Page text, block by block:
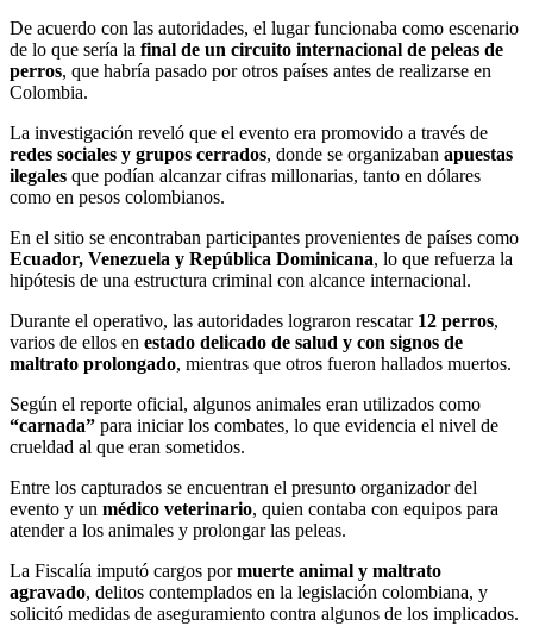
De acuerdo con las autoridades, el lugar funcionaba como escenario
de lo que sería la final de un circuito internacional de peleas de
perros, que habría pasado por otros países antes de realizarse en
Colombia.
La investigación reveló que el evento era promovido a través de
redes sociales y grupos cerrados, donde se organizaban apuestas
ilegales que podían alcanzar cifras millonarias, tanto en dólares
como en pesos colombianos.
En el sitio se encontraban participantes provenientes de países como
Ecuador, Venezuela y República Dominicana, lo que refuerza la
hipótesis de una estructura criminal con alcance internacional.
Durante el operativo, las autoridades lograron rescatar 12 perros,
varios de ellos en estado delicado de salud y con signos de
maltrato prolongado, mientras que otros fueron hallados muertos.
Según el reporte oficial, algunos animales eran utilizados como
“carnada” para iniciar los combates, lo que evidencia el nivel de
crueldad al que eran sometidos.
Entre los capturados se encuentran el presunto organizador del
evento y un médico veterinario, quien contaba con equipos para
atender a los animales y prolongar las peleas.
La Fiscalía imputó cargos pormuerte animal y maltrato
agravado, delitos contemplados en la legislación colombiana, y
solicitó medidas de aseguramiento contra algunos de los implicados.